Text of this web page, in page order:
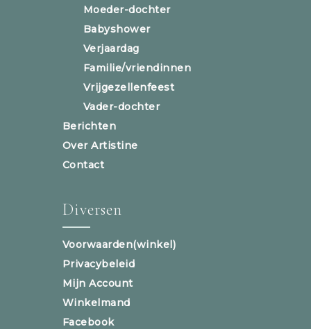
Moeder-dochter
Babyshower
Verjaardag
Familie/vriendinnen
Vrijgezellenfeest
Vader-dochter
Berichten
Over Artistine
Contact
Diversen
Voorwaarden(winkel)
Privacybeleid
Mijn Account
Winkelmand
Facebook